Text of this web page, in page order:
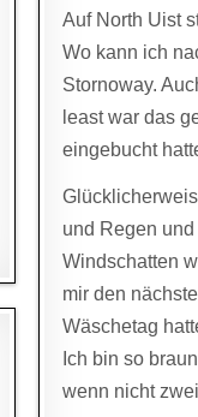
Auf North Uist
Wo kann ich
Stornoway.
least war das
eingebucht
und Regen
Windschatten
mir den
Wäschetag
Ich bin so
wenn nicht